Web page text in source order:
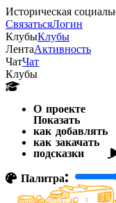
Историческая
СвязатьсяЛогин
КлубыКлубы
ЛентаАктивность
ЧатЧат
Клубы
О проекте
Показать
как добавлять
как закачать
подсказки
Палитра: